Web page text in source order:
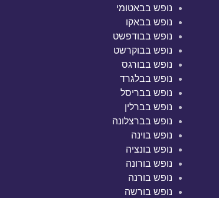
נופש בבאטומי
נופש בבאקו
נופש בבודפשט
נופש בבוקרשט
נופש בבורגס
נופש בבלגרד
נופש בבריסל
נופש בברלין
נופש בברצלונה
נופש בוינה
נופש בונציה
נופש בורונה
נופש בורנה
נופש בורשה